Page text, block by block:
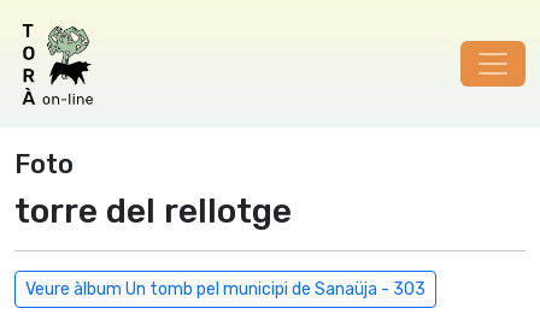
Foto
torre del rellotge
Veure àlbum Un tomb pel municipi de Sanaüja - 303